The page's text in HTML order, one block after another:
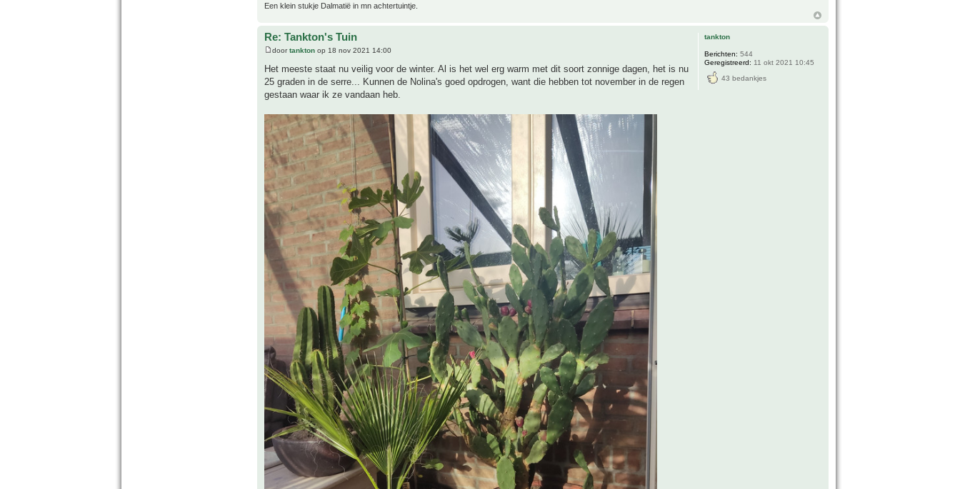
Een klein stukje Dalmatië in mn achtertuintje.
Re: Tankton's Tuin
doortankton op 18 nov 2021 14:00
Het meeste staat nu veilig voor de winter. Al is het wel erg warm met dit soort zonnige dagen, het is nu
25 graden in de serre... Kunnen de Nolina's goed opdrogen, want die hebben tot november in de regen
gestaan waar ik ze vandaan heb.
tankton
Berichten: 544
Geregistreerd: 11 okt 2021 10:45
43 bedankjes